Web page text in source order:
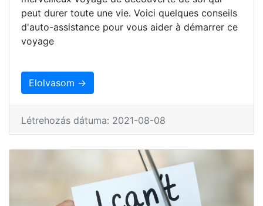
peut durer toute une vie. Voici quelques conseils
d'auto-assistance pour vous aider à démarrer ce
voyage
Elolvasom →
Létrehozás dátuma: 2021-08-08